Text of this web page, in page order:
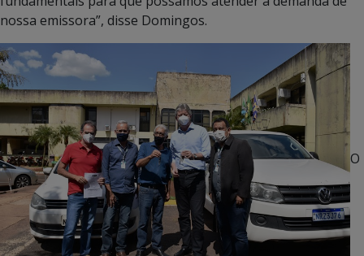
nossa emissora”, disse Domingos.
O